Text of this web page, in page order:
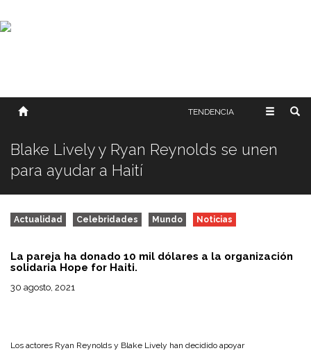
SOBRE NOSOTROS
TENDENCIA
Blake Lively y Ryan Reynolds se unen
para ayudar a Haití
Actualidad Celebridades Mundo Noticias
La pareja ha donado 10 mil dólares a la organización
solidaria Hope for Haiti.
30 agosto, 2021
Los actores Ryan Reynolds y Blake Lively han decidido apoyar